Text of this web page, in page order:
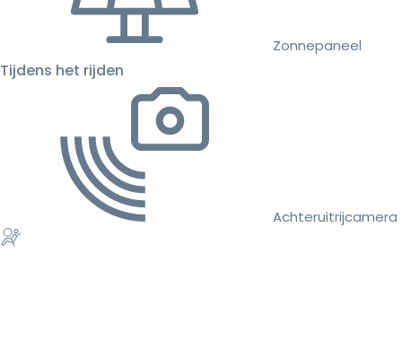
Zonnepaneel
Tijdens het rijden
Achteruitrijcamera